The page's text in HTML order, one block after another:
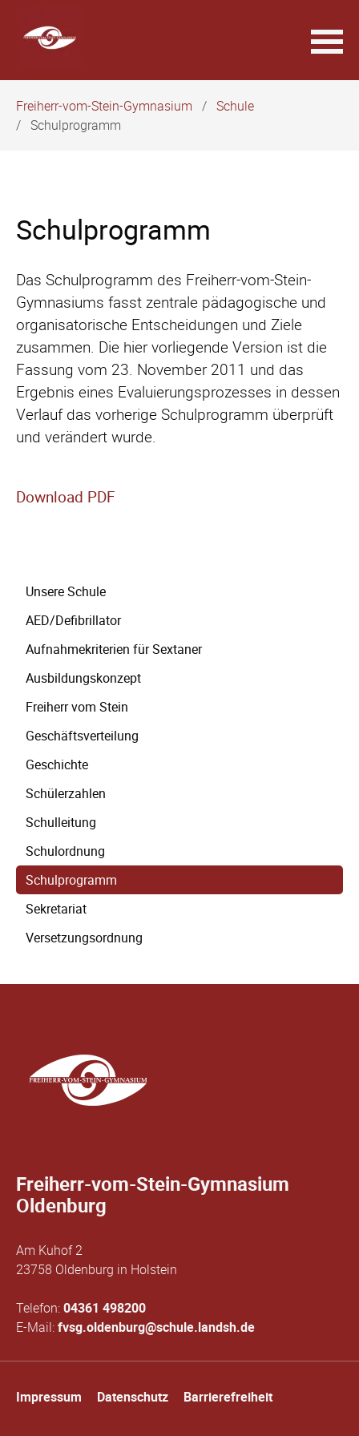
überspringen
Freiherr-vom-Stein-Gymnasium
Schule
Schulprogramm
Schulprogramm
Das Schulprogramm des Freiherr-vom-Stein-
Gymnasiums fasst zentrale pädagogische und
organisatorische Entscheidungen und Ziele
zusammen. Die hier vorliegende Version ist die
Fassung vom 23. November 2011 und das
Ergebnis eines Evaluierungsprozesses in dessen
Verlauf das vorherige Schulprogramm überprüft
und verändert wurde.
Download PDF
überspringen
Unsere Schule
AED/Defibrillator
Aufnahmekriterien für Sextaner
Ausbildungskonzept
Freiherr vom Stein
Geschäftsverteilung
Geschichte
Schülerzahlen
Schulleitung
Schulordnung
Schulprogramm
Sekretariat
Versetzungsordnung
Freiherr-vom-Stein-Gymnasium
Oldenburg
Am Kuhof 2
23758 Oldenburg in Holstein
Telefon:04361 498200
E-Mail:fvsg.oldenburg@schule.landsh.de
überspringen
Impressum Datenschutz Barrierefreiheit